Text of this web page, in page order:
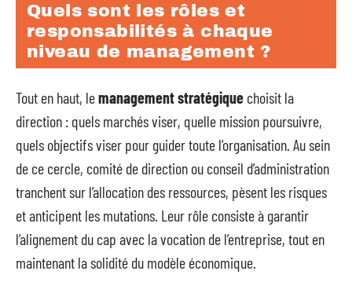
Quels sont les rôles et
responsabilités à chaque
niveau de management ?
Tout en haut, lemanagement stratégique choisit la
direction : quels marchés viser, quelle mission poursuivre,
quels objectifs viser pour guider toute l’organisation. Au sein
de ce cercle, comité de direction ou conseil d’administration
tranchent sur l’allocation des ressources, pèsent les risques
et anticipent les mutations. Leur rôle consiste à garantir
l’alignement du cap avec la vocation de l’entreprise, tout en
maintenant la solidité du modèle économique.